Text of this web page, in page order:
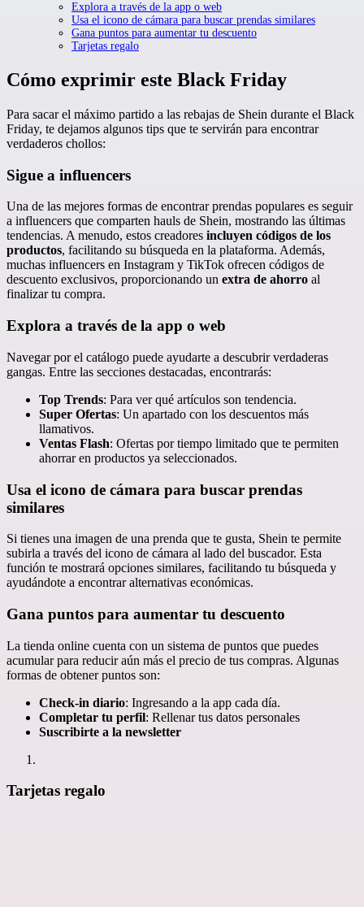
Explora a través de la app o web
Usa el icono de cámara para buscar prendas similares
Gana puntos para aumentar tu descuento
Tarjetas regalo
Cómo exprimir este Black Friday
Para sacar el máximo partido a las rebajas de Shein durante el Black
Friday, te dejamos algunos tips que te servirán para encontrar
verdaderos chollos:
Sigue a influencers
Una de las mejores formas de encontrar prendas populares es seguir
a influencers que comparten hauls de Shein, mostrando las últimas
tendencias. A menudo, estos creadores incluyen códigos de los
productos, facilitando su búsqueda en la plataforma. Además,
muchas influencers en Instagram y TikTok ofrecen códigos de
descuento exclusivos, proporcionando un extra de ahorro al
finalizar tu compra.
Explora a través de la app o web
Navegar por el catálogo puede ayudarte a descubrir verdaderas
gangas. Entre las secciones destacadas, encontrarás:
Top Trends: Para ver qué artículos son tendencia.
Super Ofertas: Un apartado con los descuentos más
llamativos.
Ventas Flash: Ofertas por tiempo limitado que te permiten
ahorrar en productos ya seleccionados.
Usa el icono de cámara para buscar prendas
similares
Si tienes una imagen de una prenda que te gusta, Shein te permite
subirla a través del icono de cámara al lado del buscador. Esta
función te mostrará opciones similares, facilitando tu búsqueda y
ayudándote a encontrar alternativas económicas.
Gana puntos para aumentar tu descuento
La tienda online cuenta con un sistema de puntos que puedes
acumular para reducir aún más el precio de tus compras. Algunas
formas de obtener puntos son:
Check-in diario: Ingresando a la app cada día.
Completar tu perfil: Rellenar tus datos personales
Suscribirte a la newsletter
Tarjetas regalo